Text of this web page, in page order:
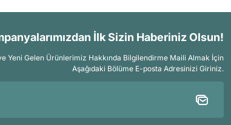
İlk Sizin Haberiniz Olsun!
Yeni Gelen Ürünlerimiz Hakkında Bilgilendirme Maili Almak İçin
Aşağıdaki Bölüme E-posta Adresinizi Giriniz.